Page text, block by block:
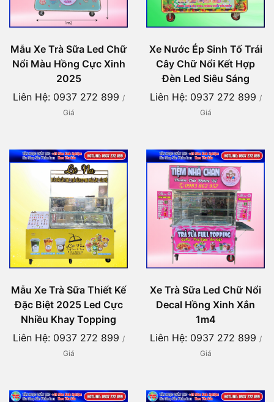
Mẫu Xe Trà Sữa Led Chữ
Nổi Màu Hồng Cực Xinh
2025
Liên Hệ: 0937 272 899 /
Giá
Xe Nước Ép Sinh Tố Trái
Cây Chữ Nổi Kết Hợp
Đèn Led Siêu Sáng
Liên Hệ: 0937 272 899 /
Giá
Mẫu Xe Trà Sữa Thiết Kế
Đặc Biệt 2025 Led Cực
Nhiều Khay Topping
Liên Hệ: 0937 272 899 /
Giá
Xe Trà Sữa Led Chữ Nổi
Decal Hồng Xinh Xắn
1m4
Liên Hệ: 0937 272 899 /
Giá